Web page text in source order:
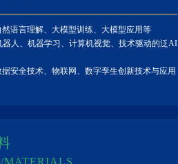
语言理解、大模型训练、大模型应用等
人、机器学习、计算机视觉、技术驱动的泛AI
安全技术、物联网、数字孪生创新技术与应用